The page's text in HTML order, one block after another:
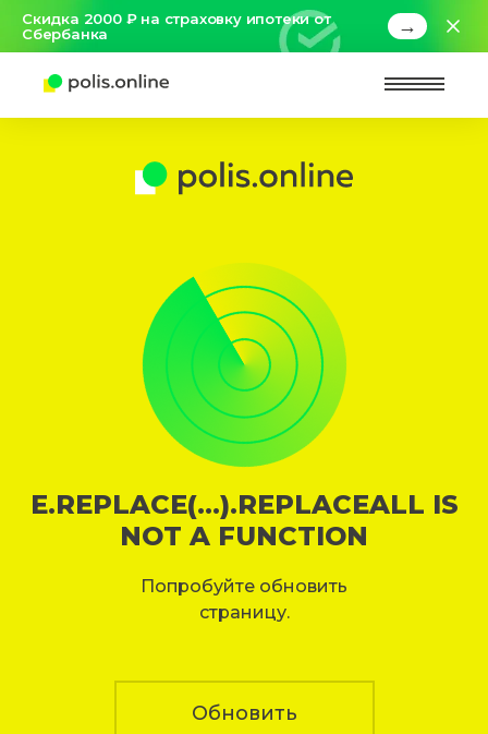
Скидка 2000 ₽ на страховку ипотеки от
Сбербанка
→
E.REPLACE(...).REPLACEALL IS
NOT A FUNCTION
Попробуйте обновить
страницу.
Обновить